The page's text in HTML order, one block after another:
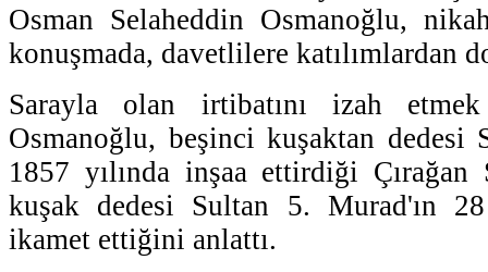
Osman Selaheddin Osmanoğlu,
konuşmada, davetlilere katılımlardan
Sarayla olan irtibatını izah
Osmanoğlu, beşinci kuşaktan dedesi
1857 yılında inşaa ettirdiği Çırağan
kuşak dedesi Sultan 5. Murad'ın
ikamet ettiğini anlattı.